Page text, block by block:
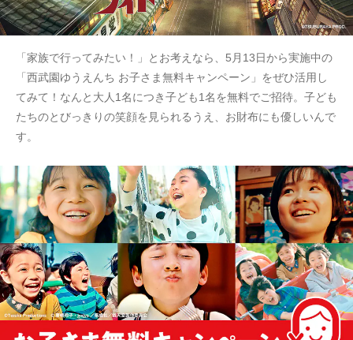
「家族で行ってみたい！」とお考えなら、5月13日から実施中の
「西武園ゆうえんち お子さま無料キャンペーン」をぜひ活用し
てみて！なんと大人1名につき子ども1名を無料でご招待。子ども
たちのとびっきりの笑顔を見られるうえ、お財布にも優しいんで
す。